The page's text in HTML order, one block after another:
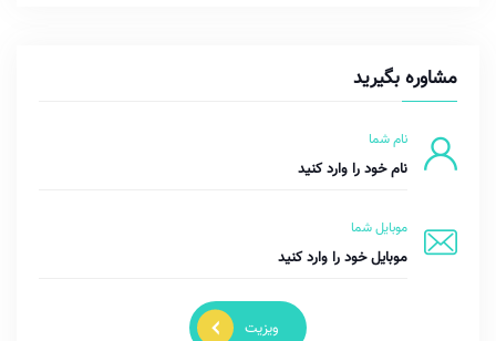
مشاوره بگیرید
نام شما
موبایل شما
ویزیت